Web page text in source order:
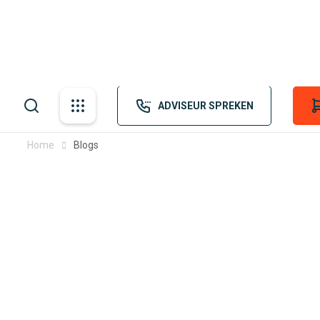
ADVISEUR SPREKEN
Home Blogs